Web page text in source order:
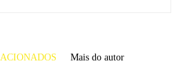
Mais do autor